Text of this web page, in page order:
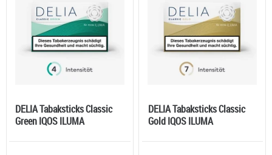
DELIA Tabaksticks Classic
Green IQOS ILUMA
DELIA Tabaksticks Classic
Gold IQOS ILUMA